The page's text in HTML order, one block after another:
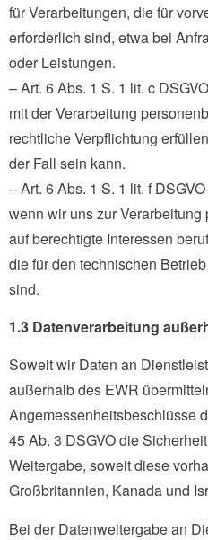
für Verarbeitungen, die für
erforderlich sind, etwa bei
oder Leistungen.
– Art. 6 Abs. 1 S. 1 lit. c
mit der Verarbeitung
rechtliche Verpflichtung
der Fall sein kann.
– Art. 6 Abs. 1 S. 1 lit. f
wenn wir uns zur
auf berechtigte Interessen
die für den technischen
sind.
1.3 Datenverarbeitung
Soweit wir Daten an
außerhalb des EWR
Angemessenheitsbeschlüsse
45 Ab. 3 DSGVO die
Weitergabe, soweit diese
Großbritannien, Kanada und
Bei der Datenweitergabe an